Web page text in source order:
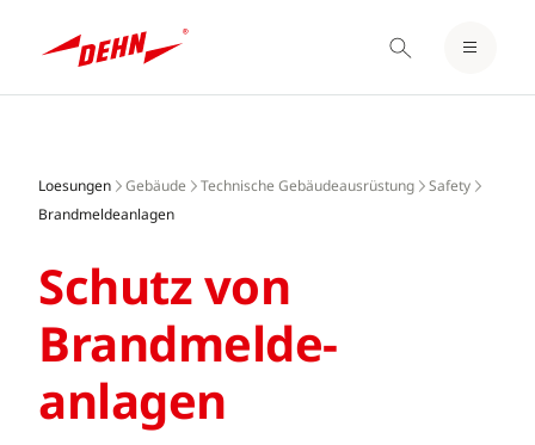
content
EINLOGGEN / REGISTRIEREN
Loesungen Gebäude Technische Gebäudeausrüstung
Safety
Brandmeldeanlagen
Schutz von
Brandmelde­
anlagen